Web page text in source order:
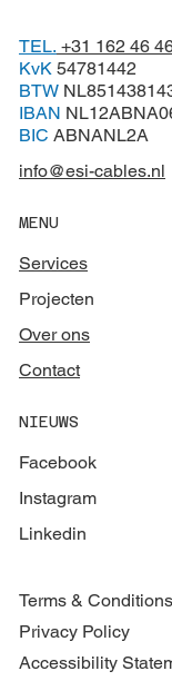
TEL. +31 162 46
KvK 54781442
BTW
IBAN
BIC ABNANL2A
info@esi-cables.nl
MENU
Services
Projecten
Over ons
Contact
NIEUWS
Facebook
Instagram
Linkedin
Terms & Conditions
Privacy Policy
Accessibility